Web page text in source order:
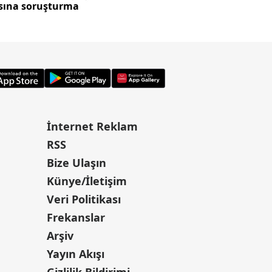
soruşturma
İnternet Reklam
RSS
Bize Ulaşın
Künye/İletişim
Veri Politikası
Frekanslar
Arşiv
Yayın Akışı